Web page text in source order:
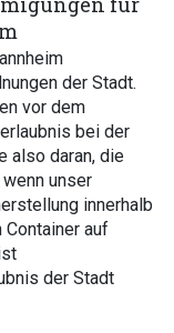
der Stadt.
vor dem
bei der
also daran, die
unser
innerhalb
auf
der Stadt